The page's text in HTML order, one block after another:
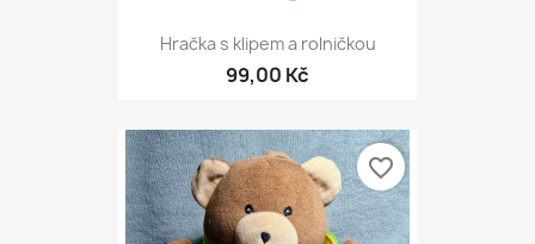
Hračka s klipem a rolničkou
99,00 Kč
favorite_border